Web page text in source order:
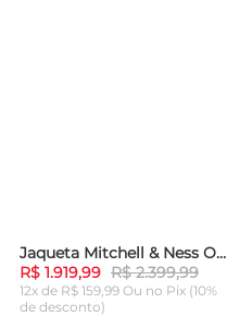
-20%Jaqueta Mitchell & Ness Oversized Varsity Full-Snap Golden State Warriors Azul
R$ 1.919,99 R$ 2.399,99
12x de R$ 159,99 Ou no Pix (10%
de desconto)